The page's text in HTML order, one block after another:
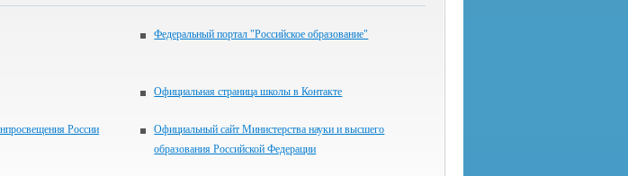
Федеральный портал "Российское образование"
Официальная страница школы в Контакте
России
Официальный сайт Министерства науки и высшего
образования Российской Федерации